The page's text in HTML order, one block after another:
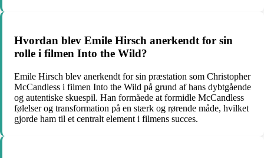
Hvordan blev Emile Hirsch anerkendt for sin
rolle i filmen Into the Wild?
Emile Hirsch blev anerkendt for sin præstation som Christopher
McCandless i filmen Into the Wild på grund af hans dybtgående
og autentiske skuespil. Han formåede at formidle McCandless
følelser og transformation på en stærk og rørende måde, hvilket
gjorde ham til et centralt element i filmens succes.